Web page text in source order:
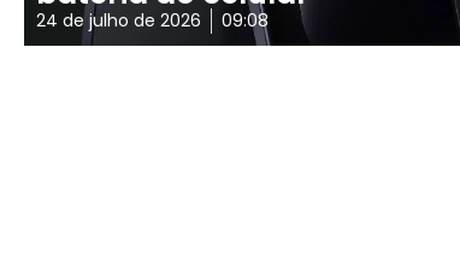
24 de julho de 2026 09:08